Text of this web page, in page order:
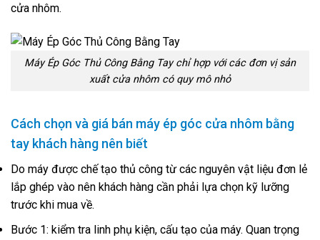
cửa nhôm.
Máy Ép Góc Thủ Công Bằng Tay chỉ hợp với các đơn vị sản
xuất cửa nhôm có quy mô nhỏ
Cách chọn và giá bán máy ép góc cửa nhôm bằng
tay khách hàng nên biết
Do máy được chế tạo thủ công từ các nguyên vật liệu đơn lẻ
lắp ghép vào nên khách hàng cần phải lựa chọn kỹ lưỡng
trước khi mua về.
Bước 1: kiểm tra linh phụ kiện, cấu tạo của máy. Quan trọng